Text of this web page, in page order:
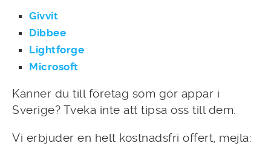
Givvit
Dibbee
Lightforge
Microsoft
Känner du till företag som gör appar i
Sverige? Tveka inte att tipsa oss till dem.
Vi erbjuder en helt kostnadsfri offert, mejla: